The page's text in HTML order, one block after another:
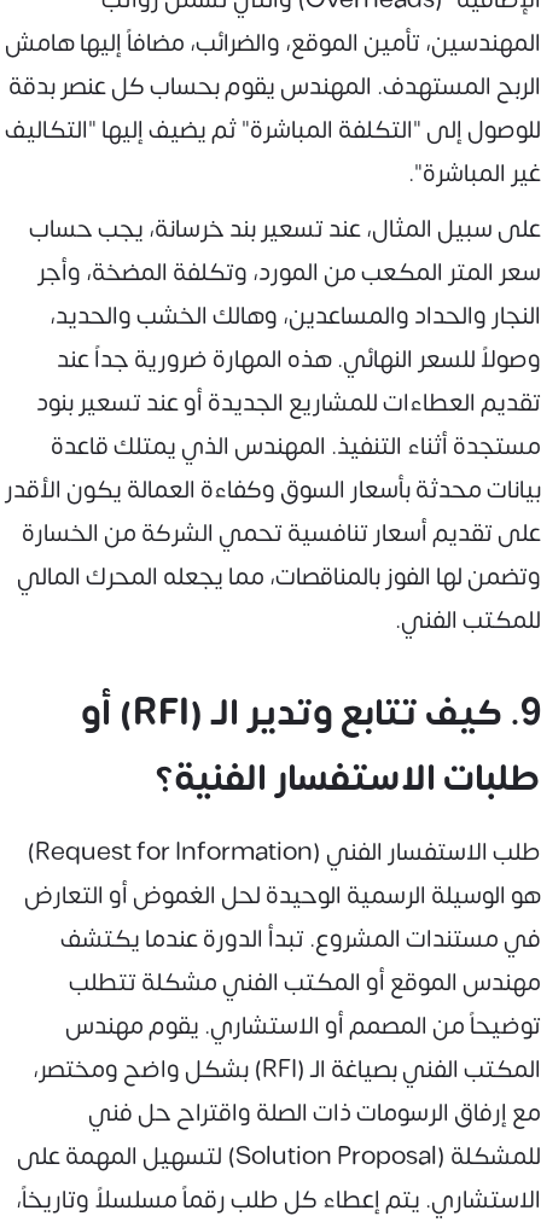
المهندسين، تأمين الموقع، والضرائب، مضافاً إليها هامش
الربح المستهدف. المهندس يقوم بحساب كل عنصر بدقة
للوصول إلى "التكلفة المباشرة" ثم يضيف إليها "التكاليف
غير المباشرة".
على سبيل المثال، عند تسعير بند خرسانة، يجب حساب
سعر المتر المكعب من المورد، وتكلفة المضخة، وأجر
النجار والحداد والمساعدين، وهالك الخشب والحديد،
وصولاً للسعر النهائي. هذه المهارة ضرورية جداً عند
تقديم العطاءات للمشاريع الجديدة أو عند تسعير بنود
مستجدة أثناء التنفيذ. المهندس الذي يمتلك قاعدة
بيانات محدثة بأسعار السوق وكفاءة العمالة يكون الأقدر
على تقديم أسعار تنافسية تحمي الشركة من الخسارة
وتضمن لها الفوز بالمناقصات، مما يجعله المحرك المالي
للمكتب الفني.
9. كيف تتابع وتدير الـ (RFI) أو
طلبات الاستفسار الفنية؟
طلب الاستفسار الفني (Request for Information)
هو الوسيلة الرسمية الوحيدة لحل الغموض أو التعارض
في مستندات المشروع. تبدأ الدورة عندما يكتشف
مهندس الموقع أو المكتب الفني مشكلة تتطلب
توضيحاً من المصمم أو الاستشاري. يقوم مهندس
المكتب الفني بصياغة الـ (RFI) بشكل واضح ومختصر،
مع إرفاق الرسومات ذات الصلة واقتراح حل فني
للمشكلة (Solution Proposal) لتسهيل المهمة على
الاستشاري. يتم إعطاء كل طلب رقماً مسلسلاً وتاريخاً،